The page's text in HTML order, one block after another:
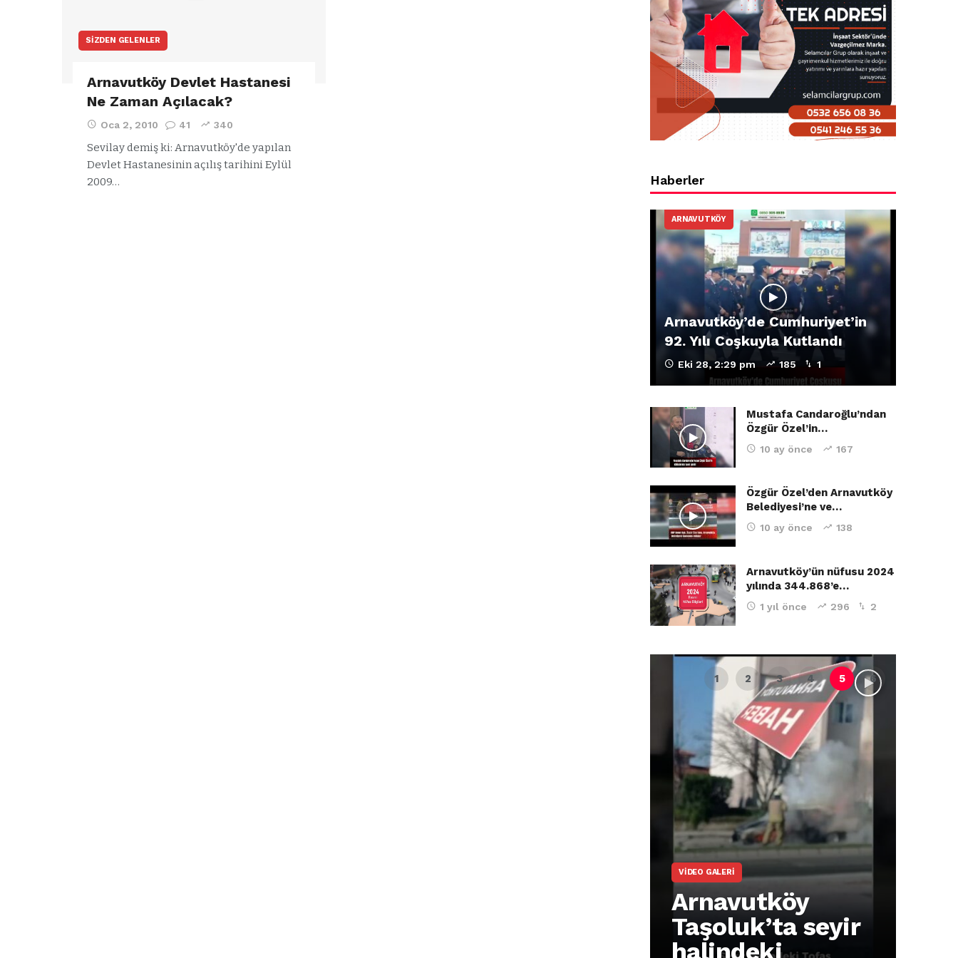
SIZDEN GELENLER
Arnavutköy Devlet Hastanesi
Ne Zaman Açılacak?
Oca 2, 2010 41 340
Sevilay demiş ki: Arnavutköy'de yapılan
Devlet Hastanesinin açılış tarihini Eylül
2009…
Haberler
ARNAVUTKÖY
Arnavutköy’de Cumhuriyet’in
92. Yılı Coşkuyla Kutlandı
Eki 28, 2:29 pm 185 1
Mustafa Candaroğlu’ndan
Özgür Özel’in…
10 ay önce 167
Özgür Özel’den Arnavutköy
Belediyesi’ne ve…
10 ay önce 138
Arnavutköy’ün nüfusu 2024
yılında 344.868’e…
1 yıl önce 296 2
VIDEO GALERI
Arnavutköy
Taşoluk’ta seyir
halindeki